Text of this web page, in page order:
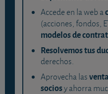
Accede en la web a
(acciones, fondos,
modelos de
Resolvemos tus
derechos.
Aprovecha las
sociosy ahorra